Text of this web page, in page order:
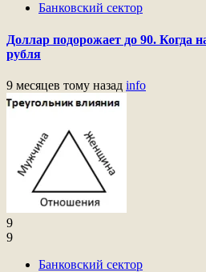
Банковский сектор
Доллар подорожает до 90. Когда
рубля
9 месяцев тому назад info
9
9
Банковский сектор